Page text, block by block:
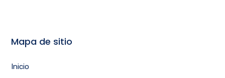
Mapa de sitio
Inicio